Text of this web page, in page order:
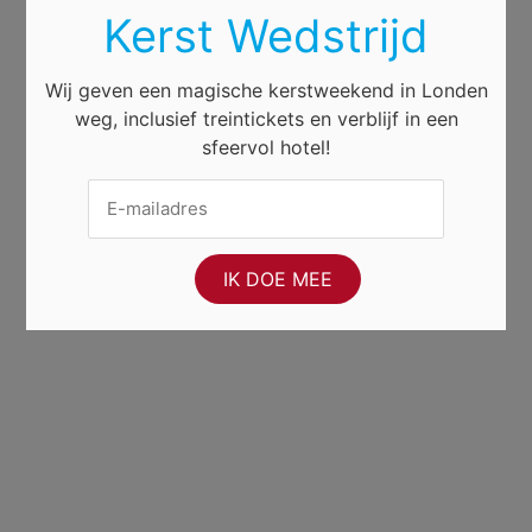
Kerst Wedstrijd
Wij geven een magische kerstweekend in Londen
weg, inclusief treintickets en verblijf in een
sfeervol hotel!